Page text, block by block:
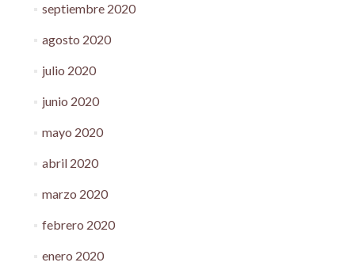
septiembre 2020
agosto 2020
julio 2020
junio 2020
mayo 2020
abril 2020
marzo 2020
febrero 2020
enero 2020